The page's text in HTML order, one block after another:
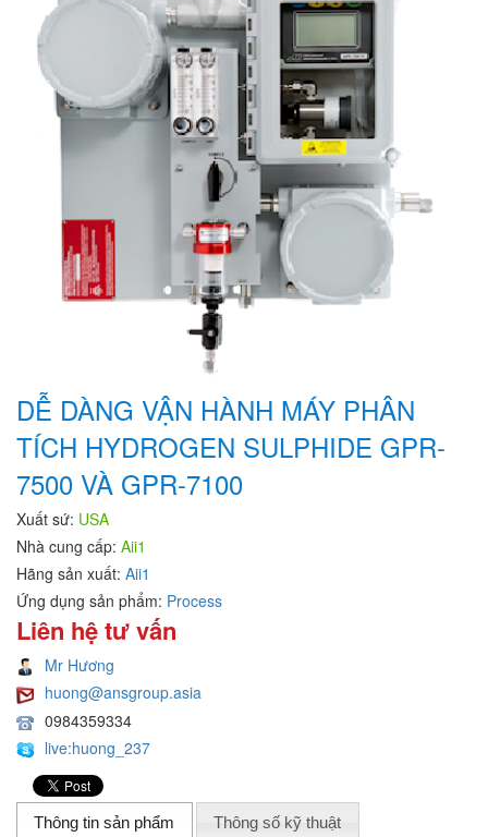
DỄ DÀNG VẬN HÀNH MÁY PHÂN
TÍCH HYDROGEN SULPHIDE GPR-
7500 VÀ GPR-7100
Xuất sứ: USA
Nhà cung cấp: Aii1
Hãng sản xuất: Aii1
Ứng dụng sản phẩm: Process
Liên hệ tư vấn
Mr Hương
huong@ansgroup.asia
0984359334
live:huong_237
Thông tin sản phẩm Thông số kỹ thuật